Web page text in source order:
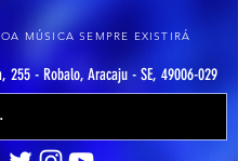
MÚSICA SEMPRE EXISTIRÁ
255 - Robalo, Aracaju - SE, 49006-029